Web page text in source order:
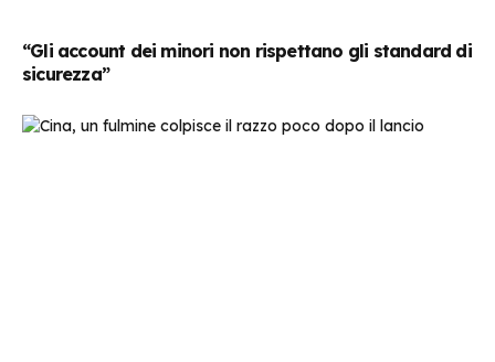
“Gli account dei minori non rispettano gli standard di
sicurezza”